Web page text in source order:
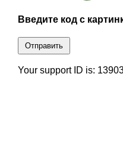
Введите код с
Отправить
Your support ID is: